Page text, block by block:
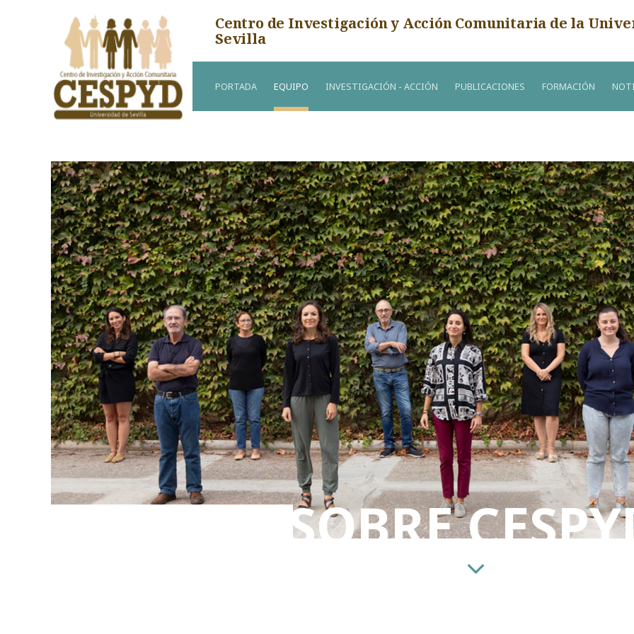
Centro de Investigación y Acción Comunitaria de la
Sevilla
PORTADA EQUIPO INVESTIGACIÓN - ACCIÓN PUBLICACIONES FORMACIÓN
SOBRE